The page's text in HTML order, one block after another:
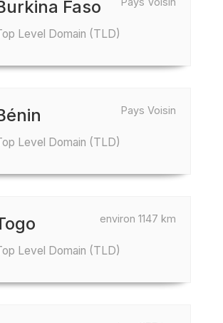
Faso
Level Domain (TLD)
Pays Voisin
Level Domain (TLD)
environ 1147 km
Level Domain (TLD)